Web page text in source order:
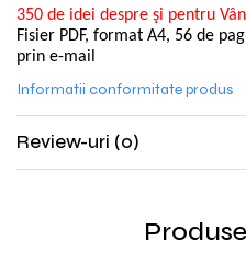
350 de idei despre şi pentru
Fisier PDF, format A4, 56 de
prin e-mail
Informatii conformitate produs
Review-uri (0)